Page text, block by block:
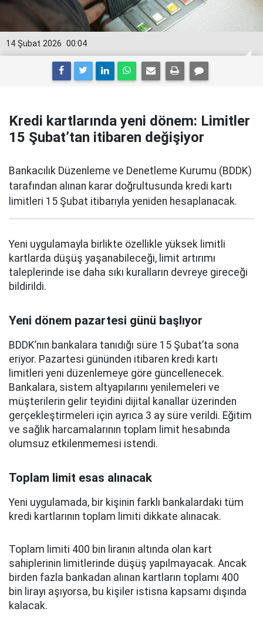
00:04
14 Şubat 2026
Kredi kartlarında yeni dönem: Limitler
15 Şubat’tan itibaren değişiyor
Bankacılık Düzenleme ve Denetleme Kurumu (BDDK)
tarafından alınan karar doğrultusunda kredi kartı
limitleri 15 Şubat itibarıyla yeniden hesaplanacak.
Yeni uygulamayla birlikte özellikle yüksek limitli
kartlarda düşüş yaşanabileceği, limit artırımı
taleplerinde ise daha sıkı kuralların devreye gireceği
bildirildi.
Yeni dönem pazartesi günü başlıyor
BDDK’nın bankalara tanıdığı süre 15 Şubat’ta sona
eriyor. Pazartesi gününden itibaren kredi kartı
limitleri yeni düzenlemeye göre güncellenecek.
Bankalara, sistem altyapılarını yenilemeleri ve
müşterilerin gelir teyidini dijital kanallar üzerinden
gerçekleştirmeleri için ayrıca 3 ay süre verildi. Eğitim
ve sağlık harcamalarının toplam limit hesabında
olumsuz etkilenmemesi istendi.
Toplam limit esas alınacak
Yeni uygulamada, bir kişinin farklı bankalardaki tüm
kredi kartlarının toplam limiti dikkate alınacak.
Toplam limiti 400 bin liranın altında olan kart
sahiplerinin limitlerinde düşüş yapılmayacak. Ancak
birden fazla bankadan alınan kartların toplamı 400
bin lirayı aşıyorsa, bu kişiler istisna kapsamı dışında
kalacak.